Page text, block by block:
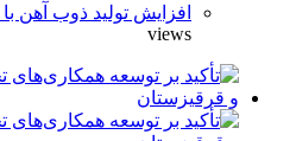
افزایش تولید ذوب آهن با
views